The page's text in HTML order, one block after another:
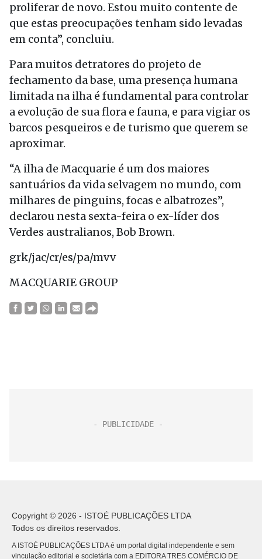
proliferar de novo. Estou muito contente de
que estas preocupações tenham sido levadas
em conta”, concluiu.
Para muitos detratores do projeto de
fechamento da base, uma presença humana
limitada na ilha é fundamental para controlar
a evolução de sua flora e fauna, e para vigiar os
barcos pesqueiros e de turismo que querem se
aproximar.
“A ilha de Macquarie é um dos maiores
santuários da vida selvagem no mundo, com
milhares de pinguins, focas e albatrozes”,
declarou nesta sexta-feira o ex-líder dos
Verdes australianos, Bob Brown.
grk/jac/cr/es/pa/mvv
MACQUARIE GROUP
Copyright © 2026 - ISTOÉ PUBLICAÇÕES LTDA
Todos os direitos reservados.
A ISTOÉ PUBLICAÇÕES LTDA é um portal digital independente e sem
vinculação editorial e societária com a EDITORA TRES COMÉRCIO DE